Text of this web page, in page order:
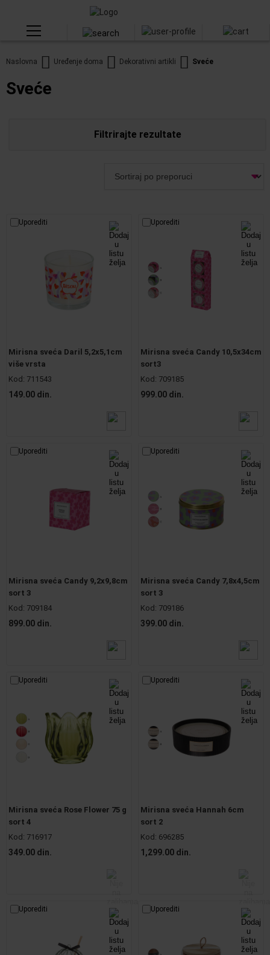
Naslovna Uređenje doma Dekorativni artikli Sveće
Sveće
Filtrirajte rezultate
Uporediti
Mirisna sveća Daril 5,2x5,1cm
više vrsta
Kod: 711543
149.00 din.
Uporediti
Mirisna sveća Candy 10,5x34cm
sort3
Kod: 709185
999.00 din.
Uporediti
Mirisna sveća Candy 9,2x9,8cm
sort 3
Kod: 709184
899.00 din.
Uporediti
Mirisna sveća Candy 7,8x4,5cm
sort 3
Kod: 709186
399.00 din.
Uporediti
Mirisna sveća Rose Flower 75 g
sort 4
Kod: 716917
349.00 din.
Uporediti
Mirisna sveća Hannah 6cm
sort 2
Kod: 696285
1,299.00 din.
Uporediti Uporediti